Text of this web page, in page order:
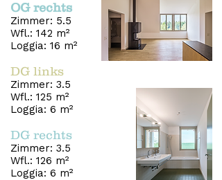
OG rechts
Zimmer: 5.5
Wfl.: 142 m²
Loggia: 16 m²​​​​​​​​​​
DG links
Zimmer: 3.5
Wfl.: 125 m²
Loggia: 6 m²
DG rechts
Zimmer: 3.5
Wfl.: 126 m²
Loggia: 6 m²